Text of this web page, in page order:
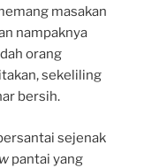
masakan
nampaknya
orang
sekeliling
bersih.
sejenak
pantai yang